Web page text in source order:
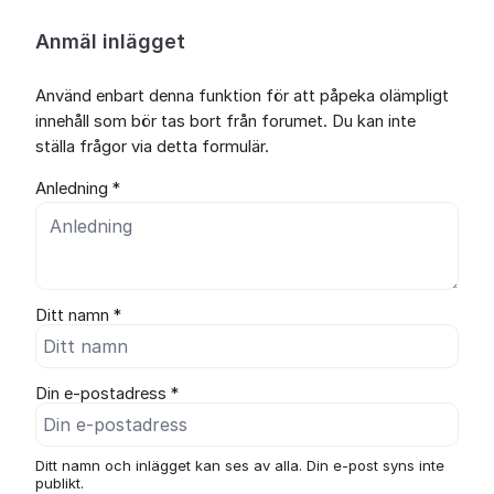
Anmäl inlägget
Använd enbart denna funktion för att påpeka olämpligt
innehåll som bör tas bort från forumet. Du kan inte
ställa frågor via detta formulär.
Anledning *
Ditt namn *
Din e-postadress *
Ditt namn och inlägget kan ses av alla. Din e-post syns inte
publikt.